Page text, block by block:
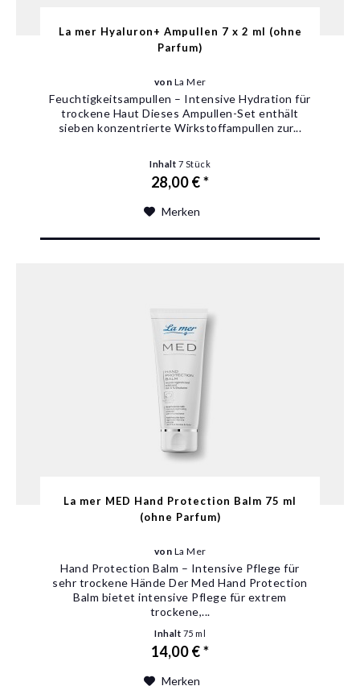
La mer Hyaluron+ Ampullen 7 x 2 ml (ohne
Parfum)
von La Mer
Feuchtigkeitsampullen – Intensive Hydration für
trockene Haut Dieses Ampullen-Set enthält
sieben konzentrierte Wirkstoffampullen zur...
Inhalt 7 Stück
28,00 € *
Merken
La mer MED Hand Protection Balm 75 ml
(ohne Parfum)
von La Mer
Hand Protection Balm – Intensive Pflege für
sehr trockene Hände Der Med Hand Protection
Balm bietet intensive Pflege für extrem
trockene,...
Inhalt 75 ml
14,00 € *
Merken